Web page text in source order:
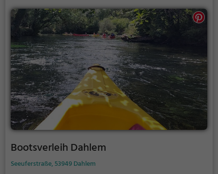
Bootsverleih Dahlem
Seeuferstraße, 53949 Dahlem